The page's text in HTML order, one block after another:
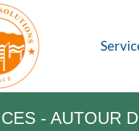
- AUTOUR